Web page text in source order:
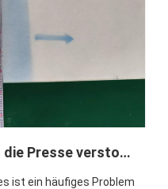
Fünf Signale, bevor sich die Presse verstopft anfühlte
ist ein häufiges Problem